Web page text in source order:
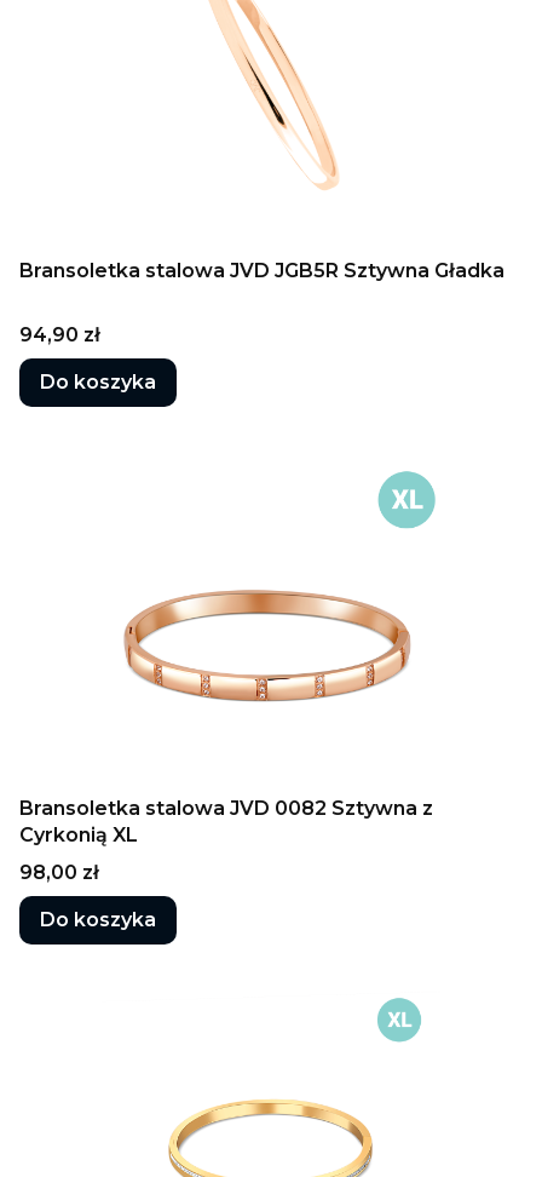
Bransoletka stalowa JVD JGB5R Sztywna Gładka
Cena
94,90 zł
Do koszyka
Bransoletka stalowa JVD 0082 Sztywna z
Cyrkonią XL
Cena
98,00 zł
Do koszyka